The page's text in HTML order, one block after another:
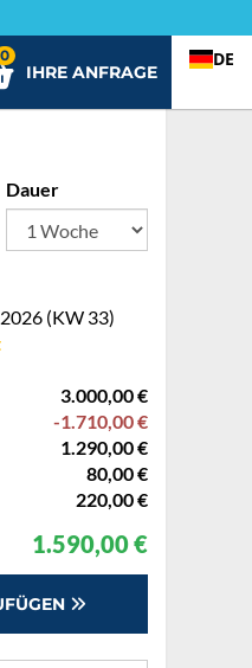
IHRE ANFRAGE
0 DE
Dauer
(KW 33)
3.000,00 €
-1.710,00 €
1.290,00 €
80,00 €
220,00 €
1.590,00 €